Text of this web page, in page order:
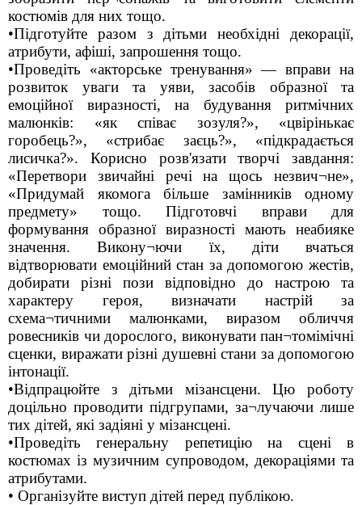
костюмів для них тощо.
•Підготуйте разом з дітьми необхідні декорації,
атрибути, афіші, запрошення тощо.
•Проведіть «акторське тренування» — вправи на
розвиток уваги та уяви, засобів образної та
емоційної виразності, на будування ритмічних
малюнків: «як співає зозуля?», «цвірінькає
горобець?», «стрибає заєць?», «підкрадається
лисичка?». Корисно розв'язати творчі завдання:
«Перетвори звичайні речі на щось незвич¬не»,
«Придумай якомога більше замінників одному
предмету» тощо. Підготовчі вправи для
формування образної виразності мають неабияке
значення. Викону¬ючи їх, діти вчаться
відтворювати емоційний стан за допомогою жестів,
добирати різні пози відповідно до настрою та
характеру героя, визначати настрій за
схема¬тичними малюнками, виразом обличчя
ровесників чи дорослого, виконувати пан¬томімічні
сценки, виражати різні душевні стани за допомогою
інтонації.
•Відпрацюйте з дітьми мізансцени. Цю роботу
доцільно проводити підгрупами, за¬лучаючи лише
тих дітей, які задіяні у мізансцені.
•Проведіть генеральну репетицію на сцені в
костюмах із музичним супроводом, декораціями та
атрибутами.
• Організуйте виступ дітей перед публікою.